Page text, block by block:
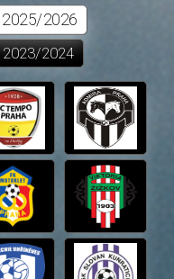
2025/2026
2023/2024